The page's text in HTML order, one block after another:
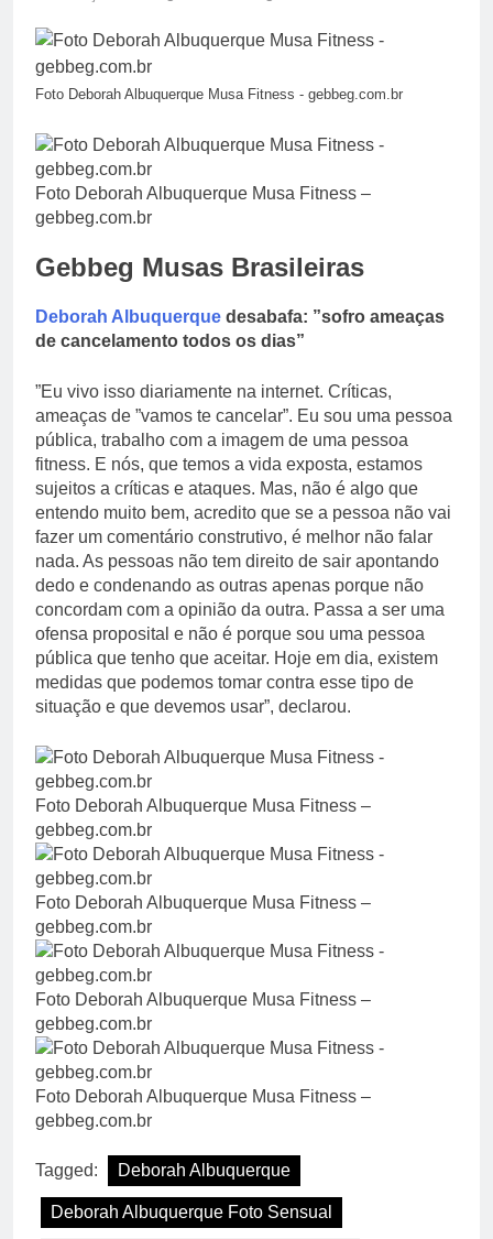
Foto Deborah Albuquerque Musa Fitness - gebbeg.com.br
Foto Deborah Albuquerque Musa Fitness –
gebbeg.com.br
Gebbeg Musas Brasileiras
Deborah Albuquerque desabafa: ”sofro ameaças
de cancelamento todos os dias”
”Eu vivo isso diariamente na internet. Críticas,
ameaças de ”vamos te cancelar”. Eu sou uma pessoa
pública, trabalho com a imagem de uma pessoa
fitness. E nós, que temos a vida exposta, estamos
sujeitos a críticas e ataques. Mas, não é algo que
entendo muito bem, acredito que se a pessoa não vai
fazer um comentário construtivo, é melhor não falar
nada. As pessoas não tem direito de sair apontando
dedo e condenando as outras apenas porque não
concordam com a opinião da outra. Passa a ser uma
ofensa proposital e não é porque sou uma pessoa
pública que tenho que aceitar. Hoje em dia, existem
medidas que podemos tomar contra esse tipo de
situação e que devemos usar”, declarou.
Foto Deborah Albuquerque Musa Fitness –
gebbeg.com.br
Foto Deborah Albuquerque Musa Fitness –
gebbeg.com.br
Foto Deborah Albuquerque Musa Fitness –
gebbeg.com.br
Foto Deborah Albuquerque Musa Fitness –
gebbeg.com.br
Tagged: Deborah Albuquerque
Deborah Albuquerque Foto Sensual